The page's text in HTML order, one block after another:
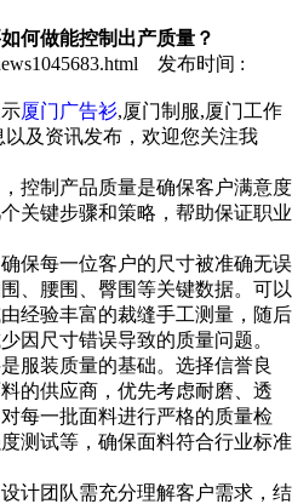
何做能控制出产质量？
发布时间 :
厦门广告衫,厦门制服,厦门工作
及资讯发布，欢迎您关注我
控制产品质量是确保客户满意度
关键步骤和策略，帮助保证职业
每一位客户的尺寸被准确无误
、腰围、臀围等关键数据。可以
经验丰富的裁缝手工测量，随后
因尺寸错误导致的质量问题。
装质量的基础。选择信誉良
的供应商，优先考虑耐磨、透
每一批面料进行严格的质量检
测试等，确保面料符合行业标准
团队需充分理解客户需求，结